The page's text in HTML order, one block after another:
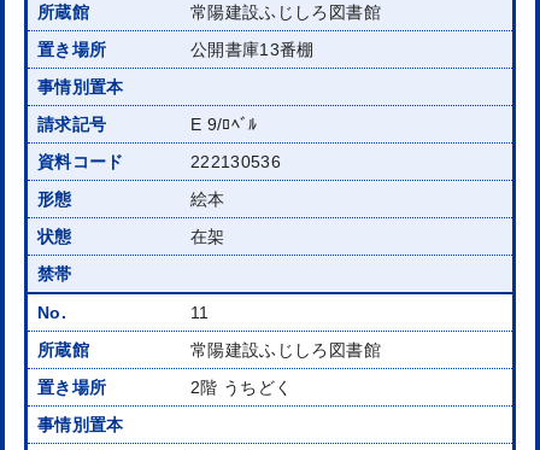
常陽建設ふじしろ図書館
公開書庫13番棚
E 9/ﾛﾍﾞﾙ
222130536
絵本
在架
11
常陽建設ふじしろ図書館
2階 うちどく